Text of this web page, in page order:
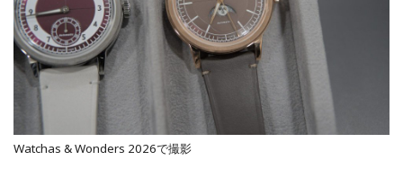
Watchas & Wonders 2026で撮影